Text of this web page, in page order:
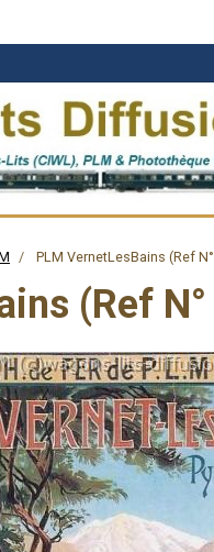
PLM VernetLesBains (Ref
(Ref